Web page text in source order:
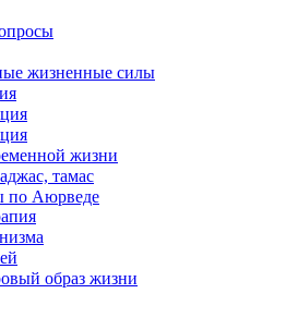
жизненные силы
жизни
тамас
по Аюрведе
образ жизни